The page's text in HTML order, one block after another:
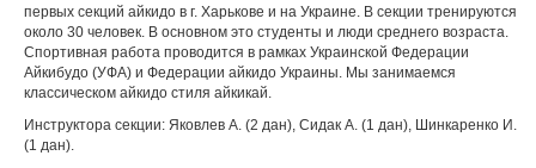
первых секций айкидо в г. Харькове и на Украине. В секции тренируются
около 30 человек. В основном это студенты и люди среднего возраста.
Спортивная работа проводится в рамках Украинской Федерации
Айкибудо (УФА) и Федерации айкидо Украины. Мы занимаемся
классическом айкидо стиля айкикай.
Инструктора секции: Яковлев А. (2 дан), Сидак А. (1 дан), Шинкаренко И.
(1 дан).